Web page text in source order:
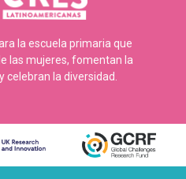
la escuela primaria que
las mujeres, fomentan la
celebran la diversidad.